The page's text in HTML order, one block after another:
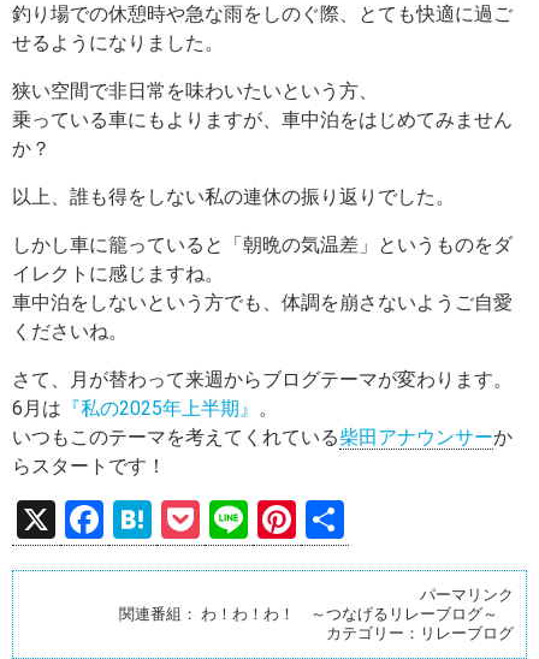
釣り場での休憩時や急な雨をしのぐ際、とても快適に過ご
せるようになりました。
狭い空間で非日常を味わいたいという方、
乗っている車にもよりますが、車中泊をはじめてみません
か？
以上、誰も得をしない私の連休の振り返りでした。
しかし車に籠っていると「朝晩の気温差」というものをダ
イレクトに感じますね。
車中泊をしないという方でも、体調を崩さないようご自愛
くださいね。
さて、月が替わって来週からブログテーマが変わります。
6月は 『私の2025年上半期』 。
いつもこのテーマを考えてくれている柴田アナウンサーか
らスタートです！
X
F
a
ce
b
H
at
e
n
P
o
ck
et
Li
n
e
Pi
nt
es
有
パーマリンク
関連番組： わ！わ！わ！ ～つなげるリレーブログ～
カテゴリー： リレーブログ